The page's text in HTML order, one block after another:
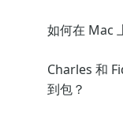
如何在 Mac
Charles 和
到包？